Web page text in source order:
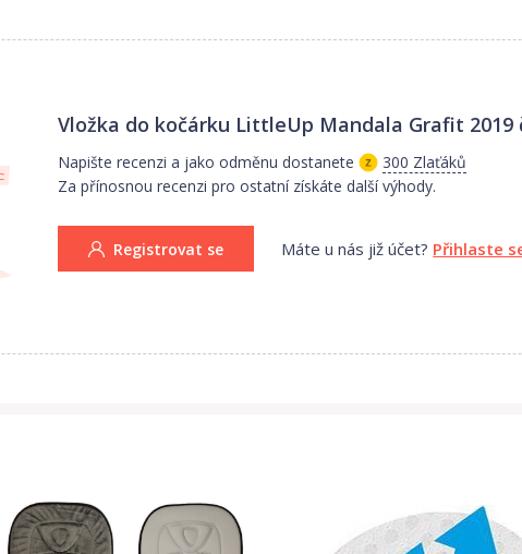
Vložka do kočárku LittleUp Mandala Grafit 2019
Napište recenzi a jako odměnu dostanete
300 Zlaťáků
Za přínosnou recenzi pro ostatní získáte další výhody.
Registrovat se Máte u nás již účet? Přihlaste